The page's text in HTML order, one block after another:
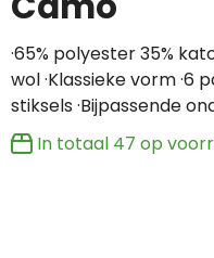
Sportkleding
·65% polyester 35%
wol ·Klassieke vorm ·6
stiksels ·Bijpassende
In totaal 47 op